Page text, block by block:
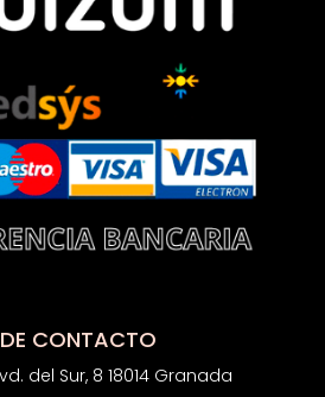
CONTACTO
del Sur, 8 18014 Granada